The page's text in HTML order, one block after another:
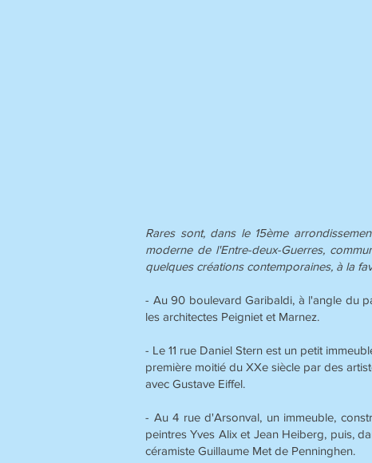
Rares sont, dans le 15ème
moderne de l'Entre-deux-Guerres,
quelques créations contemporaines, à la
- Au 90 boulevard Garibaldi, à l'angle du
les architectes Peigniet et Marnez.
- Le 11 rue Daniel Stern est un petit
première moitié du XXe siècle par des
avec Gustave Eiffel.
- Au 4 rue d'Arsonval, un immeuble,
peintres Yves Alix et Jean Heiberg, puis,
céramiste Guillaume Met de Penninghen.